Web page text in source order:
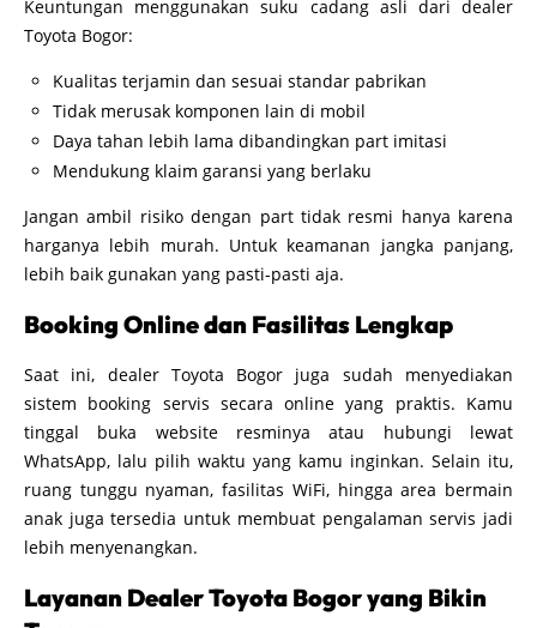
Keuntungan menggunakan suku cadang asli dari dealer
Toyota Bogor:
Kualitas terjamin dan sesuai standar pabrikan
Tidak merusak komponen lain di mobil
Daya tahan lebih lama dibandingkan part imitasi
Mendukung klaim garansi yang berlaku
Jangan ambil risiko dengan part tidak resmi hanya karena
harganya lebih murah. Untuk keamanan jangka panjang,
lebih baik gunakan yang pasti-pasti aja.
Booking Online dan Fasilitas Lengkap
Saat ini, dealer Toyota Bogor juga sudah menyediakan
sistem booking servis secara online yang praktis. Kamu
tinggal buka website resminya atau hubungi lewat
WhatsApp, lalu pilih waktu yang kamu inginkan. Selain itu,
ruang tunggu nyaman, fasilitas WiFi, hingga area bermain
anak juga tersedia untuk membuat pengalaman servis jadi
lebih menyenangkan.
Layanan Dealer Toyota Bogor yang Bikin